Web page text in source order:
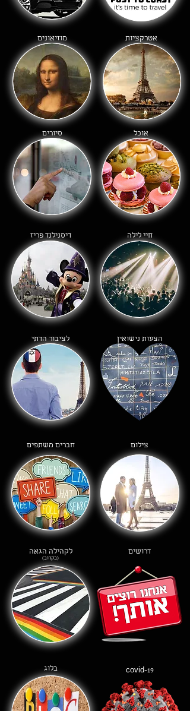
מוזיאונים אטרקציות
סיורים אוכל
דיסנילנד פריז חיי לילה
לציבור הדתי הצעות נישואין
חברים משתפים צילום
לקהילה הגאה
(בקרוב)
דרושים
בלוג covid-19